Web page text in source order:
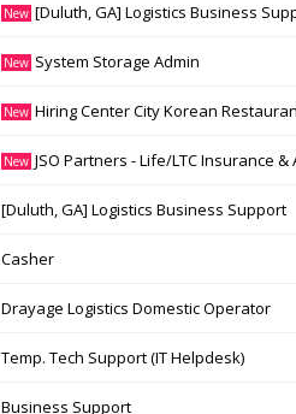
New [Duluth, GA] Logistics Business
New System Storage Admin
New Hiring Center City Korean
New JSO Partners - Life/LTC Insurance
[Duluth, GA] Logistics Business Support
Casher
Drayage Logistics Domestic Operator
Temp. Tech Support (IT Helpdesk)
Business Support